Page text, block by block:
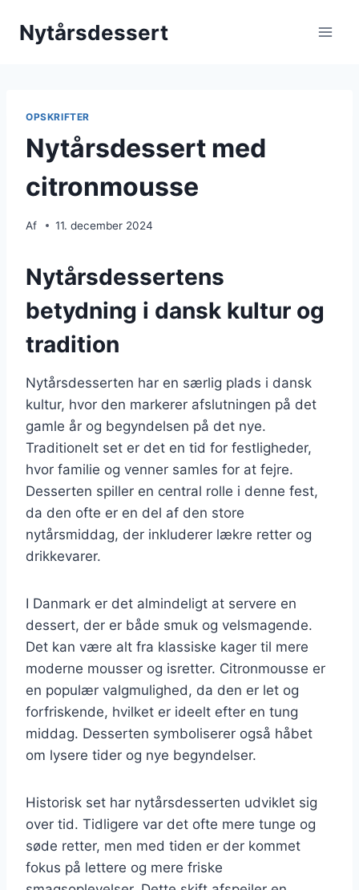
Nytårsdessert
OPSKRIFTER
Nytårsdessert med
citronmousse
Af 11. december 2024
Nytårsdessertens
betydning i dansk kultur og
tradition
Nytårsdesserten har en særlig plads i dansk
kultur, hvor den markerer afslutningen på det
gamle år og begyndelsen på det nye.
Traditionelt set er det en tid for festligheder,
hvor familie og venner samles for at fejre.
Desserten spiller en central rolle i denne fest,
da den ofte er en del af den store
nytårsmiddag, der inkluderer lækre retter og
drikkevarer.
I Danmark er det almindeligt at servere en
dessert, der er både smuk og velsmagende.
Det kan være alt fra klassiske kager til mere
moderne mousser og isretter. Citronmousse er
en populær valgmulighed, da den er let og
forfriskende, hvilket er ideelt efter en tung
middag. Desserten symboliserer også håbet
om lysere tider og nye begyndelser.
Historisk set har nytårsdesserten udviklet sig
over tid. Tidligere var det ofte mere tunge og
søde retter, men med tiden er der kommet
fokus på lettere og mere friske